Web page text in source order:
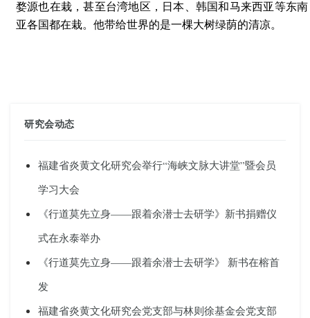
婺源也在栽，甚至台湾地区，日本、韩国和马来西亚等东南
亚各国都在栽。他带给世界的是一棵大树绿荫的清凉。
研究会动态
福建省炎黄文化研究会举行“海峡文脉大讲堂”暨会员
学习大会
《行道莫先立身——跟着余潜士去研学》新书捐赠仪
式在永泰举办
《行道莫先立身——跟着余潜士去研学》 新书在榕首
发
福建省炎黄文化研究会党支部与林则徐基金会党支部